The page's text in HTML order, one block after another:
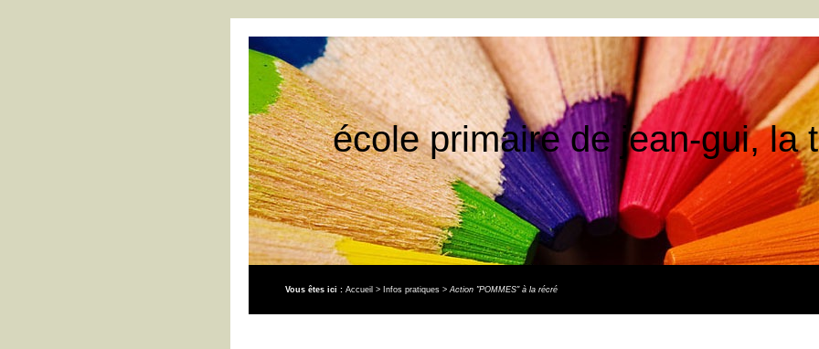
école primaire de jean-gui, la
Vous êtes ici : Accueil > Infos pratiques >Action "POMMES" à la récré